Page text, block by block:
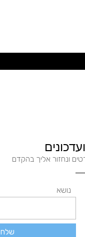
ונחזור אליך בהקדם
נושא
שלח